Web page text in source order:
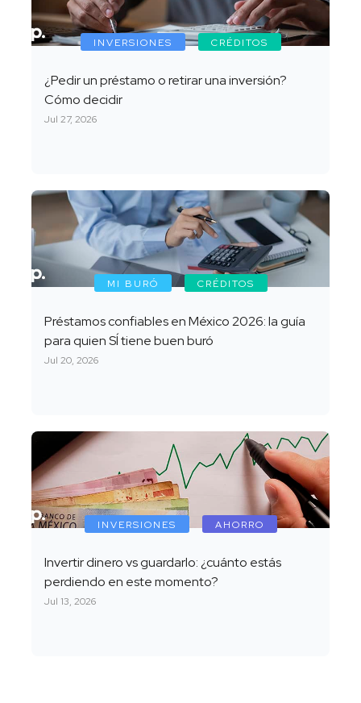
INVERSIONES CRÉDITOS
¿Pedir un préstamo o retirar una inversión?
Cómo decidir
Jul 27, 2026
MI BURÓ CRÉDITOS
Préstamos confiables en México 2026: la guía
para quien SÍ tiene buen buró
Jul 20, 2026
INVERSIONES AHORRO
Invertir dinero vs guardarlo: ¿cuánto estás
perdiendo en este momento?
Jul 13, 2026